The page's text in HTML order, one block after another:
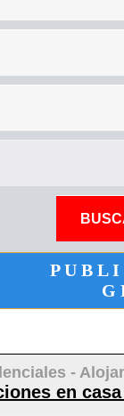
P U B L I
G
-
en